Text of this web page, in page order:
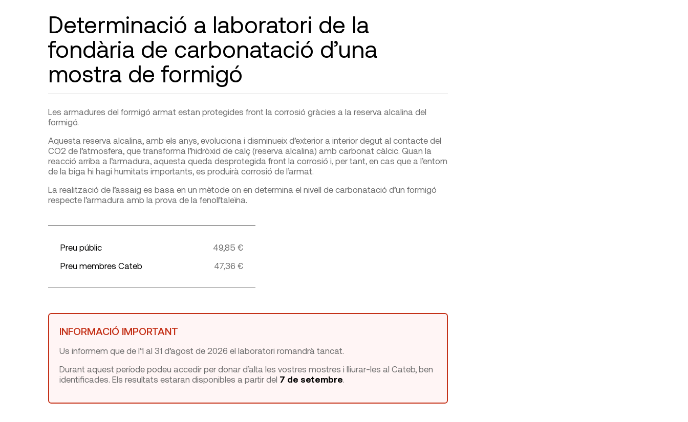
Determinació a laboratori de la
fondària de carbonatació d’una
mostra de formigó
Les armadures del formigó armat estan protegides front la corrosió gràcies a la reserva alcalina del
formigó.
Aquesta reserva alcalina, amb els anys, evoluciona i disminueix d’exterior a interior degut al contacte del
CO2 de l’atmosfera, que transforma l’hidròxid de calç (reserva alcalina) amb carbonat càlcic. Quan la
reacció arriba a l’armadura, aquesta queda desprotegida front la corrosió i, per tant, en cas que a l’entorn
de la biga hi hagi humitats importants, es produirà corrosió de l’armat.
La realització de l’assaig es basa en un mètode on en determina el nivell de carbonatació d’un formigó
respecte l’armadura amb la prova de la fenolftaleïna.
Preu públic
49,85 €
Preu membres Cateb
47,36 €
INFORMACIÓ IMPORTANT
Us informem que de l’1 al 31 d’agost de 2026 el laboratori romandrà tancat.
Durant aquest període podeu accedir per donar d’alta les vostres mostres i lliurar-les al Cateb, ben
identificades. Els resultats estaran disponibles a partir del 7 de setembre.